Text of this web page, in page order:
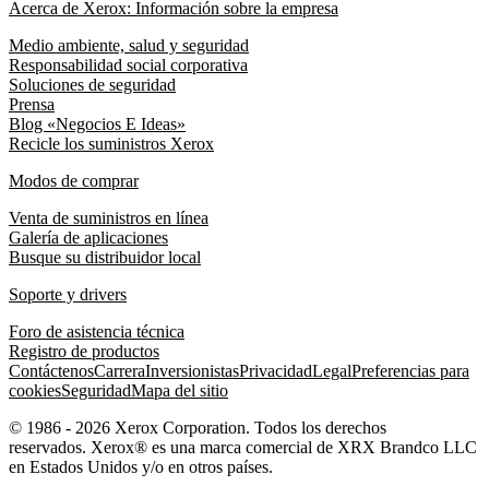
Acerca de Xerox: Información sobre la empresa
Medio ambiente, salud y seguridad
Responsabilidad social corporativa
Soluciones de seguridad
Prensa
Blog «Negocios E Ideas»
Recicle los suministros Xerox
Modos de comprar
Venta de suministros en línea
Galería de aplicaciones
Busque su distribuidor local
Soporte y drivers
Foro de asistencia técnica
Registro de productos
ContáctenosCarreraInversionistasPrivacidadLegalPreferencias para
cookiesSeguridadMapa del sitio
© 1986 - 2026 Xerox Corporation. Todos los derechos
reservados. Xerox® es una marca comercial de XRX Brandco LLC
en Estados Unidos y/o en otros países.